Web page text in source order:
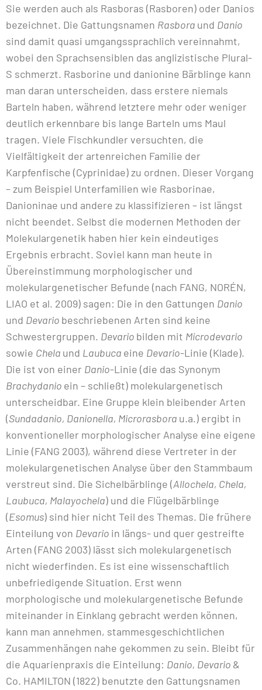
Sie werden auch als Rasboras (Rasboren) oder Danios
bezeichnet. Die Gattungsnamen Rasbora und Danio
sind damit quasi umgangssprachlich vereinnahmt,
wobei den Sprachsensiblen das anglizistische Plural-
S schmerzt. Rasborine und danionine Bärblinge kann
man daran unterscheiden, dass erstere niemals
Barteln haben, während letztere mehr oder weniger
deutlich erkennbare bis lange Barteln ums Maul
tragen. Viele Fischkundler versuchten, die
Vielfältigkeit der artenreichen Familie der
Karpfenfische (Cyprinidae) zu ordnen. Dieser Vorgang
– zum Beispiel Unterfamilien wie Rasborinae,
Danioninae und andere zu klassifizieren – ist längst
nicht beendet. Selbst die modernen Methoden der
Molekulargenetik haben hier kein eindeutiges
Ergebnis erbracht. Soviel kann man heute in
Übereinstimmung morphologischer und
molekulargenetischer Befunde (nach FANG, NORÉN,
LIAO et al. 2009) sagen: Die in den Gattungen Danio
und Devario beschriebenen Arten sind keine
Schwestergruppen. Devario bilden mit Microdevario
sowie Chela und Laubuca eine Devario-Linie (Klade).
Die ist von einer Danio-Linie (die das Synonym
Brachydanio ein – schließt) molekulargenetisch
unterscheidbar. Eine Gruppe klein bleibender Arten
(Sundadanio, Danionella, Microrasbora u.a.) ergibt in
konventioneller morphologischer Analyse eine eigene
Linie (FANG 2003), während diese Vertreter in der
molekulargenetischen Analyse über den Stammbaum
verstreut sind. Die Sichelbärblinge (Allochela, Chela,
Laubuca, Malayochela) und die Flügelbärblinge
(Esomus) sind hier nicht Teil des Themas. Die frühere
Einteilung von Devario in längs- und quer gestreifte
Arten (FANG 2003) lässt sich molekulargenetisch
nicht wiederfinden. Es ist eine wissenschaftlich
unbefriedigende Situation. Erst wenn
morphologische und molekulargenetische Befunde
miteinander in Einklang gebracht werden können,
kann man annehmen, stammesgeschichtlichen
Zusammenhängen nahe gekommen zu sein. Bleibt für
die Aquarienpraxis die Einteilung: Danio, Devario &
Co. HAMILTON (1822) benutzte den Gattungsnamen